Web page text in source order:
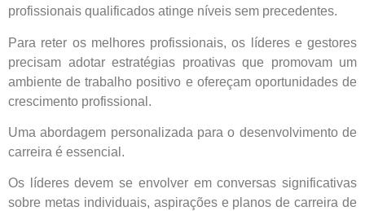
profissionais qualificados atinge níveis sem precedentes.
Para reter os melhores profissionais, os líderes e gestores
precisam adotar estratégias proativas que promovam um
ambiente de trabalho positivo e ofereçam oportunidades de
crescimento profissional.
Uma abordagem personalizada para o desenvolvimento de
carreira é essencial.
Os líderes devem se envolver em conversas significativas
sobre metas individuais, aspirações e planos de carreira de